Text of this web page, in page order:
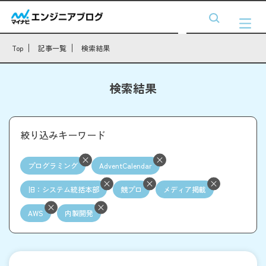
Top 記事一覧 検索結果
検索結果
絞り込みキーワード
プログラミング AdventCalendar
旧：システム統括本部 競プロ メディア掲載
AWS 内製開発